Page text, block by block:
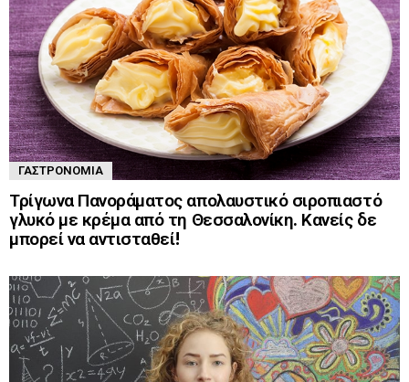
ΓΑΣΤΡΟΝΟΜΊΑ
Τρίγωνα Πανοράματος απολαυστικό σιροπιαστό
γλυκό με κρέμα από τη Θεσσαλονίκη. Κανείς δε
μπορεί να αντισταθεί!